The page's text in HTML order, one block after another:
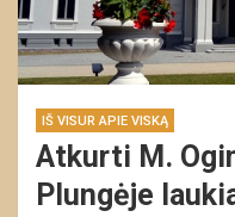
IŠ VISUR APIE VISKĄ
Atkurti M.
Plungėje